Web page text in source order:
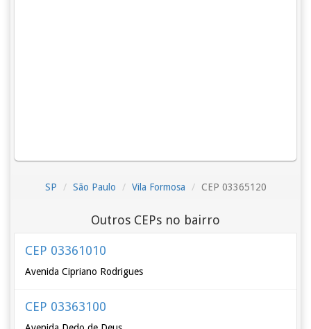
SP São Paulo Vila Formosa CEP 03365120
Outros CEPs no bairro
CEP 03361010
Avenida Cipriano Rodrigues
CEP 03363100